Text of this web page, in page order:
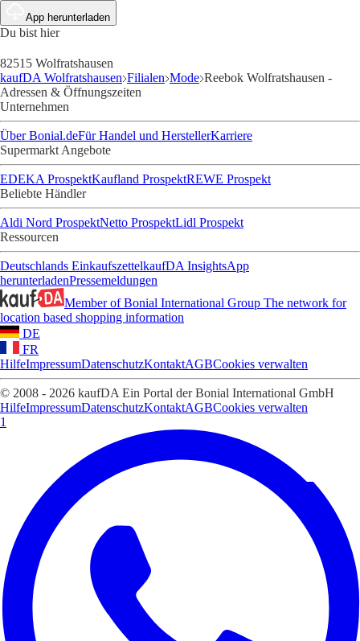
App herunterladen
Du bist hier
82515 Wolfratshausen
kaufDA Wolfratshausen Filialen Mode Reebok Wolfratshausen -
Adressen & Öffnungszeiten
Unternehmen
Über Bonial.deFür Handel und HerstellerKarriere
Supermarkt Angebote
EDEKA ProspektKaufland ProspektREWE Prospekt
Beliebte Händler
Aldi Nord ProspektNetto ProspektLidl Prospekt
Ressourcen
Deutschlands EinkaufszettelkaufDA InsightsApp
herunterladenPressemeldungen
Member of Bonial International Group The network for
location based shopping information
DE
FR
HilfeImpressumDatenschutzKontaktAGBCookies verwalten
© 2008 - 2026 kaufDA Ein Portal der Bonial International GmbH
HilfeImpressumDatenschutzKontaktAGBCookies verwalten
1